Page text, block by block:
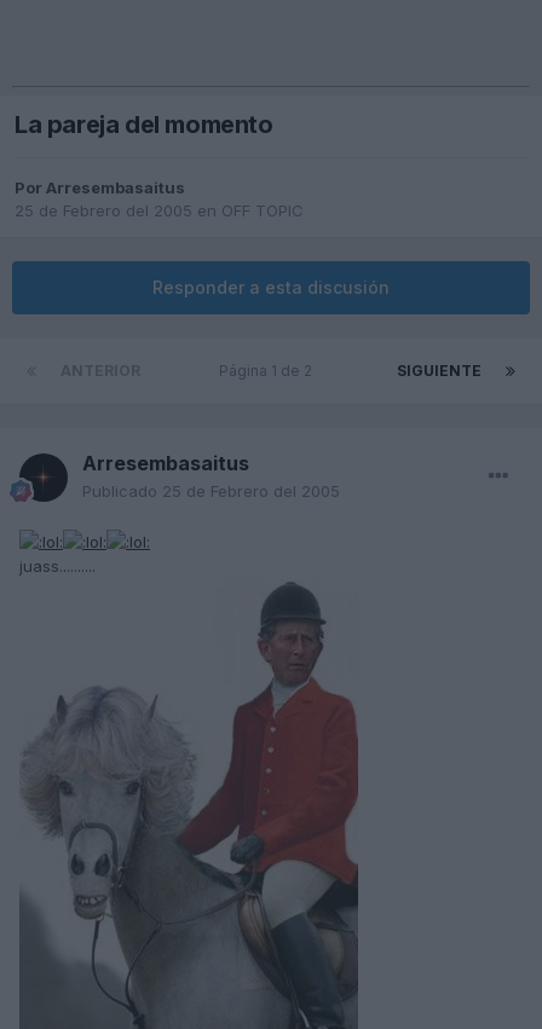
La pareja del momento
PorArresembasaitus
25 de Febrero del 2005 en OFF TOPIC
Responder a esta discusión
SIGUIENTE
Página 1 de 2
Arresembasaitus
Publicado 25 de Febrero del 2005
juass..........